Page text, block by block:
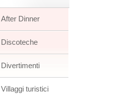
After Dinner
Discoteche
Divertimenti
Villaggi turistici